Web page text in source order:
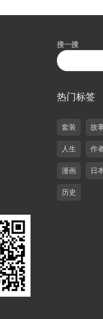
搜一搜
热门标签
套装 故
人生 作
漫画 日
历史